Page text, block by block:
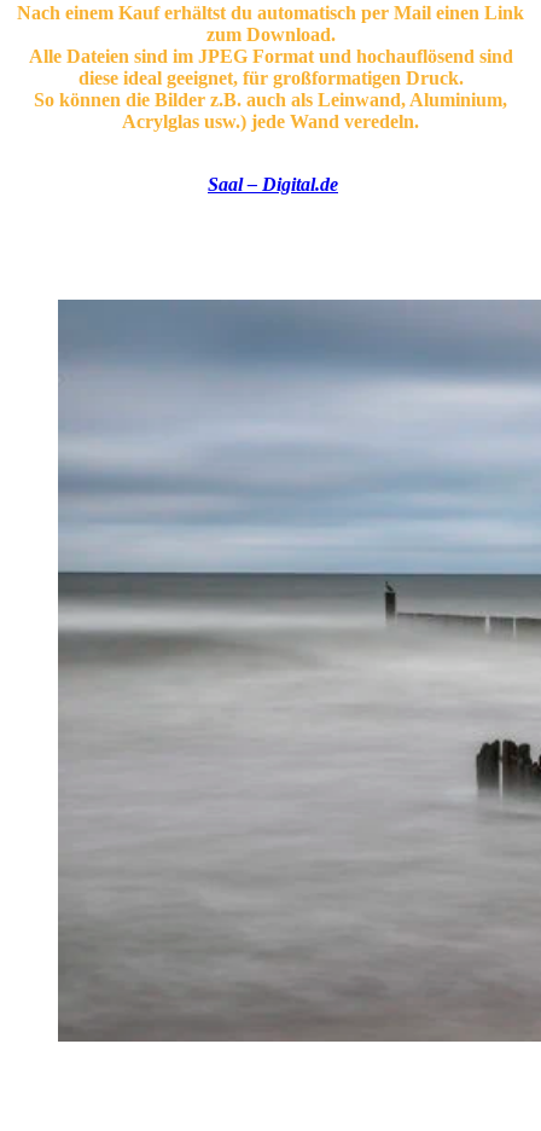
Nach einem Kauf erhältst du automatisch per Mail einen Link
zum Download.
Alle Dateien sind im JPEG Format und hochauflösend sind
diese ideal geeignet, für großformatigen Druck.
So können die Bilder z.B. auch als Leinwand, Aluminium,
Acrylglas usw.) jede Wand veredeln.
Saal – Digital.de